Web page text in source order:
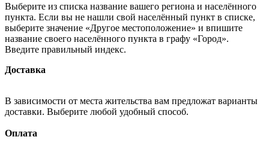
Выберите из списка название вашего региона и населённого
пункта. Если вы не нашли свой населённый пункт в списке,
выберите значение «Другое местоположение» и впишите
название своего населённого пункта в графу «Город».
Введите правильный индекс.
Доставка
В зависимости от места жительства вам предложат варианты
доставки. Выберите любой удобный способ.
Оплата